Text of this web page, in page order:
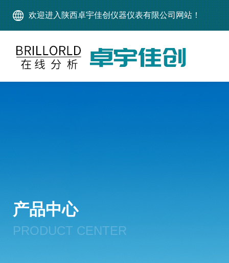
欢迎进入陕西卓宇佳创仪器仪表有限公司网站！
产品中心
PRODUCT CENTER